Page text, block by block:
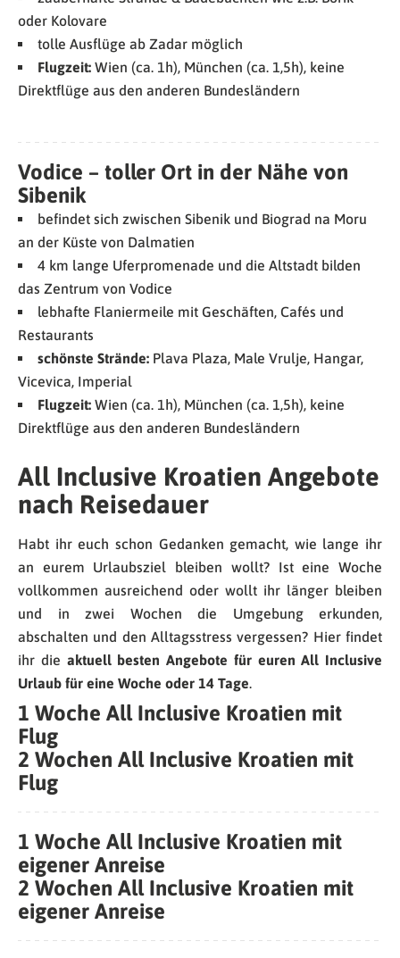
oder Kolovare
tolle Ausflüge ab Zadar möglich
Flugzeit: Wien (ca. 1h), München (ca. 1,5h), keine
Direktflüge aus den anderen Bundesländern
Vodice – toller Ort in der Nähe von
Sibenik
befindet sich zwischen Sibenik und Biograd na Moru
an der Küste von Dalmatien
4 km lange Uferpromenade und die Altstadt bilden
das Zentrum von Vodice
lebhafte Flaniermeile mit Geschäften, Cafés und
Restaurants
schönste Strände: Plava Plaza, Male Vrulje, Hangar,
Vicevica, Imperial
Flugzeit: Wien (ca. 1h), München (ca. 1,5h), keine
Direktflüge aus den anderen Bundesländern
All Inclusive Kroatien Angebote
nach Reisedauer
Habt ihr euch schon Gedanken gemacht, wie lange ihr
an eurem Urlaubsziel bleiben wollt? Ist eine Woche
vollkommen ausreichend oder wollt ihr länger bleiben
und in zwei Wochen die Umgebung erkunden,
abschalten und den Alltagsstress vergessen? Hier findet
ihr die aktuell besten Angebote für euren All Inclusive
Urlaub für eine Woche oder 14 Tage.
1 Woche All Inclusive Kroatien mit
Flug
2 Wochen All Inclusive Kroatien mit
Flug
1 Woche All Inclusive Kroatien mit
eigener Anreise
2 Wochen All Inclusive Kroatien mit
eigener Anreise